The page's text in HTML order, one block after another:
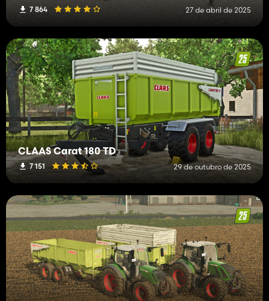
7 864 27 de abril de 2025
CLAAS Carat 180 TD
7 151 29 de outubro de 2025